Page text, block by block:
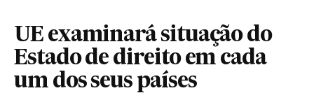
UE examinará situação do
Estado de direito em cada
um dos seus países